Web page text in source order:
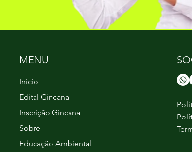
MENU
Início
Edital Gincana
Inscrição Gincana
Sobre
Educação Ambiental